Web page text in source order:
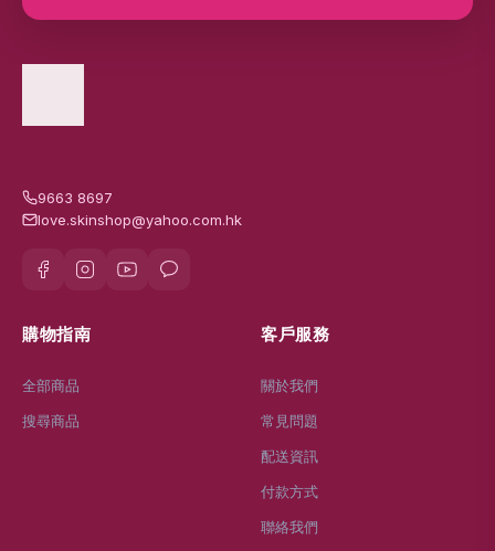
9663 8697
love.skinshop@yahoo.com.hk
購物指南
全部商品
搜尋商品
客戶服務
關於我們
常見問題
配送資訊
付款方式
聯絡我們